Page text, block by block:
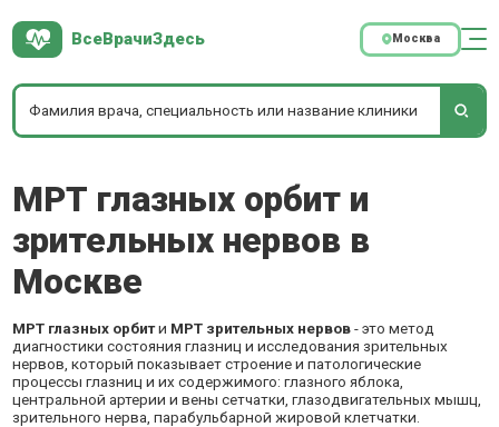
ВсеВрачиЗдесь Москва
МРТ глазных орбит и
зрительных нервов в
Москве
МРТ глазных орбити МРТ зрительных нервов- это метод
диагностики состояния глазниц и исследования зрительных
нервов, который показывает строение и патологические
процессы глазниц и их содержимого: глазного яблока,
центральной артерии и вены сетчатки, глазодвигательных мышц,
зрительного нерва, парабульбарной жировой клетчатки.